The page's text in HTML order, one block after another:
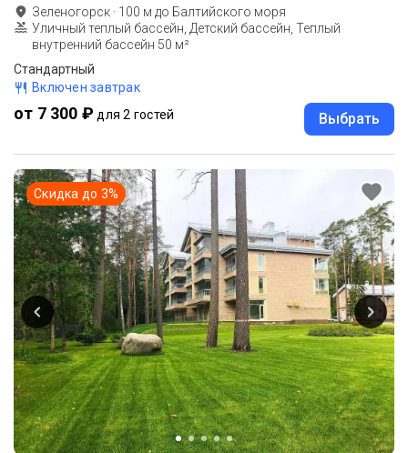
Зеленогорск · 100 м до Балтийского моря
Уличный теплый бассейн, Детский бассейн, Теплый
внутренний бассейн 50 м²
Стандартный
Включен завтрак
от 7 300 ₽ для 2 гостей Выбрать
Скидка до 3%